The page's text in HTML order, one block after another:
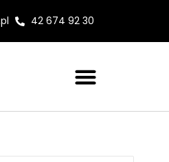
42 674 92 30